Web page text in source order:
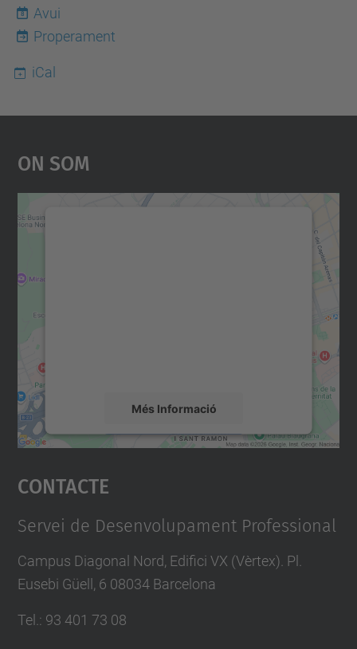
8
Avui
Properament
iCal
On Som
Més Informació
Accepta
powered by
Contacte
Servei de Desenvolupament Professional
Campus Diagonal Nord, Edifici VX (Vèrtex). Pl.
Eusebi Güell, 6 08034 Barcelona
Tel. : 93 401 73 08